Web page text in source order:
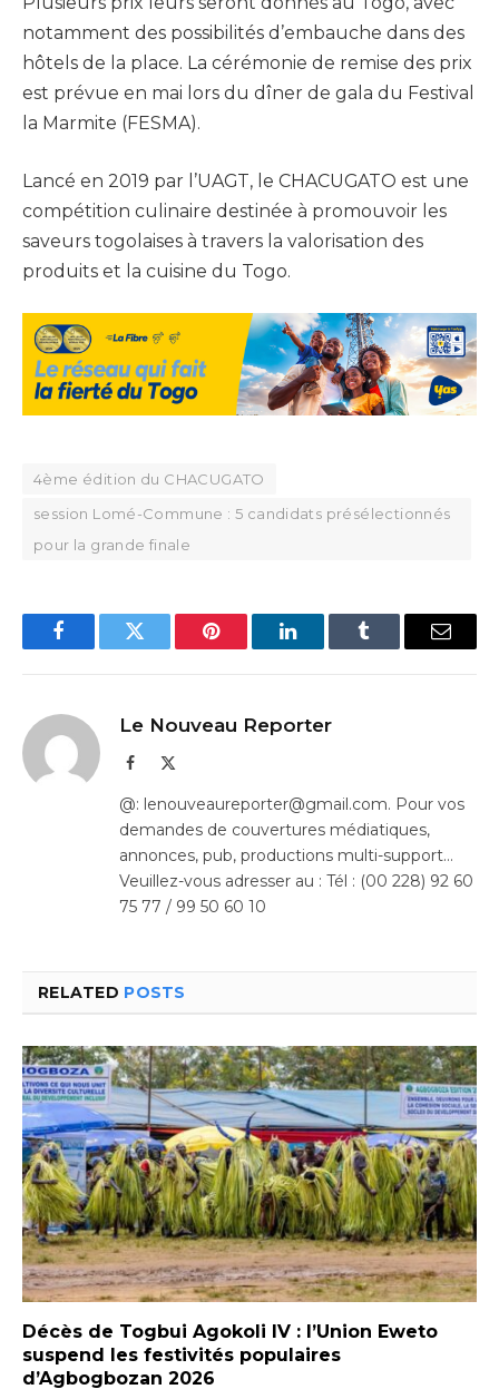
notamment des possibilités d’embauche dans des
hôtels de la place. La cérémonie de remise des prix
est prévue en mai lors du dîner de gala du Festival
la Marmite (FESMA).
Lancé en 2019 par l’UAGT, le CHACUGATO est une
compétition culinaire destinée à promouvoir les
saveurs togolaises à travers la valorisation des
produits et la cuisine du Togo.
4ème édition du CHACUGATO
session Lomé-Commune : 5 candidats présélectionnés
pour la grande finale
FacebookTwitter Pinterest LinkedInTumblr Email
Le Nouveau Reporter
Facebook
@: lenouveaureporter@gmail.com. Pour vos
demandes de couvertures médiatiques,
annonces, pub, productions multi-support…
Veuillez-vous adresser au : Tél : (00 228) 92 60
75 77 / 99 50 60 10
RELATED POSTS
Décès de Togbui Agokoli IV : l’Union Eweto
suspend les festivités populaires
d’Agbogbozan 2026